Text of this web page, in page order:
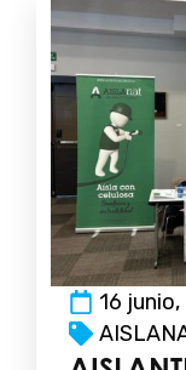
16